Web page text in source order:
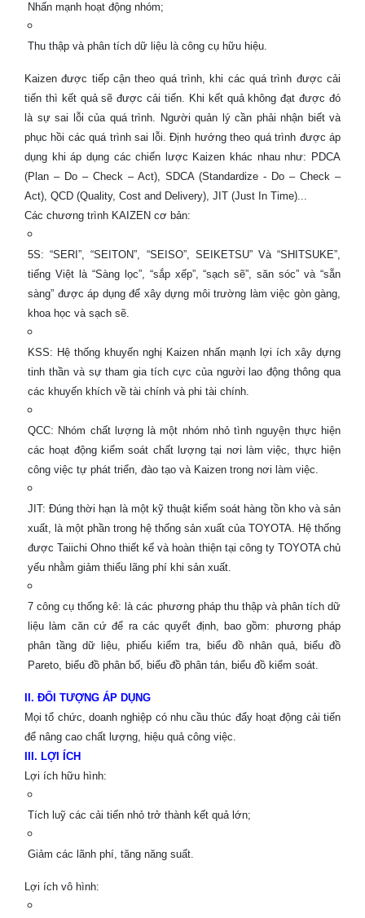
Nhấn mạnh hoạt động nhóm;
Thu thập và phân tích dữ liệu là công cụ hữu hiệu.
Kaizen được tiếp cận theo quá trình, khi các quá trình được cải
tiến thì kết quả sẽ được cải tiến. Khi kết quả không đạt được đó
là sự sai lỗi của quá trình. Người quản lý cần phải nhận biết và
phục hồi các quá trình sai lỗi. Định hướng theo quá trình được áp
dụng khi áp dụng các chiến lược Kaizen khác nhau như: PDCA
(Plan – Do – Check – Act), SDCA (Standardize - Do – Check –
Act), QCD (Quality, Cost and Delivery), JIT (Just In Time)...
Các chương trình KAIZEN cơ bản:
5S: “SERI”, “SEITON”, “SEISO”, SEIKETSU” Và “SHITSUKE”,
tiếng Việt là “Sàng lọc”, “sắp xếp”, “sạch sẽ”, săn sóc” và “sẵn
sàng” được áp dụng để xây dựng môi trường làm việc gòn gàng,
khoa học và sạch sẽ.
KSS: Hệ thống khuyến nghị Kaizen nhấn mạnh lợi ích xây dựng
tinh thần và sự tham gia tích cực của người lao động thông qua
các khuyến khích về tài chính và phi tài chính.
QCC: Nhóm chất lượng là một nhóm nhỏ tình nguyện thực hiện
các hoạt động kiểm soát chất lượng tại nơi làm việc, thực hiện
công việc tự phát triển, đào tạo và Kaizen trong nơi làm việc.
JIT: Đúng thời hạn là một kỹ thuật kiểm soát hàng tồn kho và sản
xuất, là một phần trong hệ thống sản xuất của TOYOTA. Hệ thống
được Taiichi Ohno thiết kế và hoàn thiện tại công ty TOYOTA chủ
yếu nhằm giảm thiểu lãng phí khi sản xuất.
7 công cụ thống kê: là các phương pháp thu thập và phân tích dữ
liệu làm căn cứ để ra các quyết định, bao gồm: phương pháp
phân tầng dữ liệu, phiếu kiểm tra, biểu đồ nhân quả, biểu đồ
Pareto, biểu đồ phân bố, biểu đồ phân tán, biểu đồ kiểm soát.
II. ĐỐI TƯỢNG ÁP DỤNG
Mọi tổ chức, doanh nghiệp có nhu cầu thúc đẩy hoạt động cải tiến
để nâng cao chất lượng, hiệu quả công việc.
III. LỢI ÍCH
Lợi ích hữu hình:
Tích luỹ các cải tiến nhỏ trở thành kết quả lớn;
Giảm các lãnh phí, tăng năng suất.
Lợi ích vô hình: